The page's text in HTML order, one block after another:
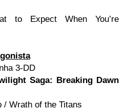
to Expect When You’re
3-DD
Saga: Breaking Dawn
Wrath of the Titans